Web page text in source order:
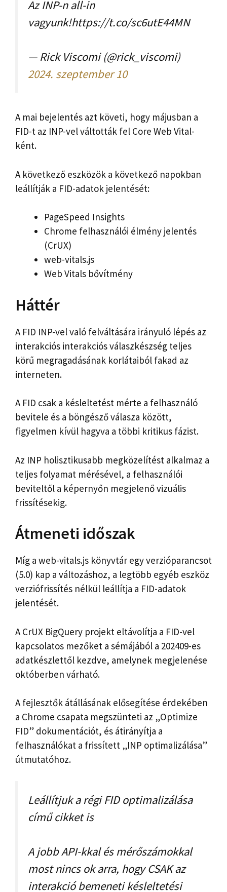
Az INP-n all-in
vagyunk!https://t.co/sc6utE44MN
— Rick Viscomi (@rick_viscomi)
2024. szeptember 10
A mai bejelentés azt követi, hogy májusban a
FID-t az INP-vel váltották fel Core Web Vital-
ként.
A következő eszközök a következő napokban
leállítják a FID-adatok jelentését:
PageSpeed ​​Insights
Chrome felhasználói élmény jelentés
(CrUX)
web-vitals.js
Web Vitals bővítmény
Háttér
A FID INP-vel való felváltására irányuló lépés az
interakciós interakciós válaszkészség teljes
körű megragadásának korlátaiból fakad az
interneten.
A FID csak a késleltetést mérte a felhasználó
bevitele és a böngésző válasza között,
figyelmen kívül hagyva a többi kritikus fázist.
Az INP holisztikusabb megközelítést alkalmaz a
teljes folyamat mérésével, a felhasználói
beviteltől a képernyőn megjelenő vizuális
frissítésekig.
Átmeneti időszak
Míg a web-vitals.js könyvtár egy verzióparancsot
(5.0) kap a változáshoz, a legtöbb egyéb eszköz
verziófrissítés nélkül leállítja a FID-adatok
jelentését.
A CrUX BigQuery projekt eltávolítja a FID-vel
kapcsolatos mezőket a sémájából a 202409-es
adatkészlettől kezdve, amelynek megjelenése
októberben várható.
A fejlesztők átállásának elősegítése érdekében
a Chrome csapata megszünteti az „Optimize
FID” dokumentációt, és átirányítja a
felhasználókat a frissített „INP optimalizálása”
útmutatóhoz.
Leállítjuk a régi FID optimalizálása
című cikket is
A jobb API-kkal és mérőszámokkal
most nincs ok arra, hogy CSAK az
interakció bemeneti késleltetési